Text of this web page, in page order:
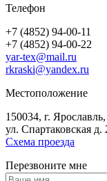
Телефон
+7 (4852) 94-00-11
+7 (4852) 94-00-22
yar-tex@mail.ru
rkraski@yandex.ru
Местоположение
150034, г. Ярославль,
ул. Спартаковская д.
Схема проезда
Перезвоните мне